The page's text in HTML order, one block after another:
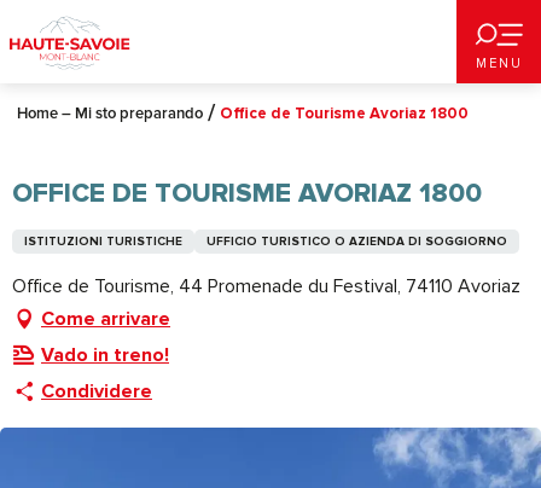
au
contenu
principal
MENU
Home – Mi sto preparando Office de Tourisme Avoriaz 1800
OFFICE DE TOURISME AVORIAZ 1800
ISTITUZIONI TURISTICHE UFFICIO TURISTICO O AZIENDA DI SOGGIORNO
Office de Tourisme, 44 Promenade du Festival, 74110 Avoriaz
Come arrivare
Vado in treno!
Condividere